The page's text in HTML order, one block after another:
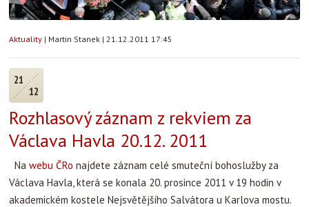
Aktuality | Martin Stanek | 21.12.2011 17:45
21
12
Rozhlasový záznam z rekviem za
Václava Havla 20.12. 2011
Na webu ČRo najdete záznam celé smuteční bohoslužby za
Václava Havla, která se konala 20. prosince 2011 v 19 hodin v
akademickém kostele Nejsvětějšího Salvátora u Karlova mostu.